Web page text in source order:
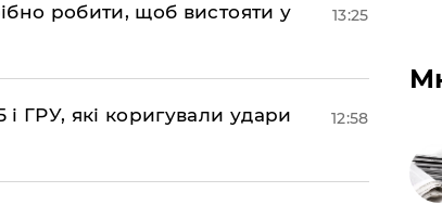
робити, щоб вистояти у
13:25
ГРУ, які коригували удари
12:58